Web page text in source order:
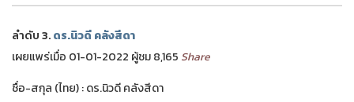
ลำดับ 3.ดร.นิวดี คลังสีดา
เผยแพร่เมื่อ 01-01-2022 ผู้ชม 8,165 Share
ชื่อ-สกุล (ไทย) : ดร.นิวดี คลังสีดา